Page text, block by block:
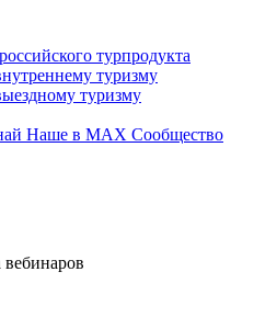
турпродукта
туризму
туризму
Наше в MAX Сообщество
вебинаров